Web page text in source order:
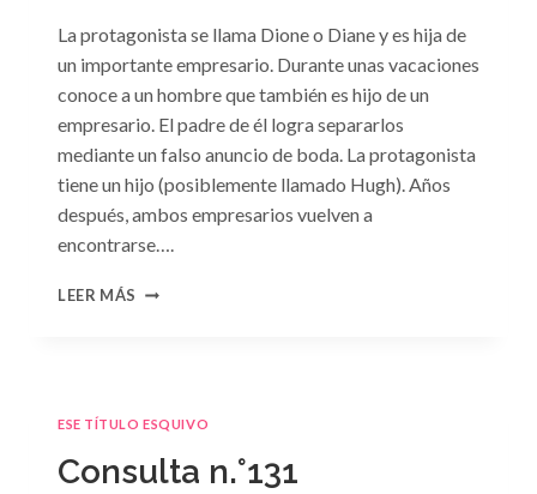
La protagonista se llama Dione o Diane y es hija de
un importante empresario. Durante unas vacaciones
conoce a un hombre que también es hijo de un
empresario. El padre de él logra separarlos
mediante un falso anuncio de boda. La protagonista
tiene un hijo (posiblemente llamado Hugh). Años
después, ambos empresarios vuelven a
encontrarse….
LEER MÁS CONSULTA
ESE TÍTULO ESQUIVO
Consulta n.°131